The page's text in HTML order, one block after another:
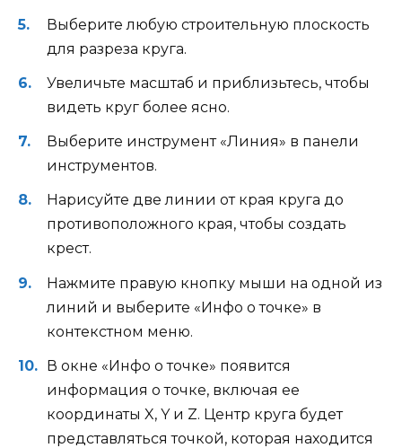
Выберите любую строительную плоскость
для разреза круга.
Увеличьте масштаб и приблизьтесь, чтобы
видеть круг более ясно.
Выберите инструмент «Линия» в панели
инструментов.
Нарисуйте две линии от края круга до
противоположного края, чтобы создать
крест.
Нажмите правую кнопку мыши на одной из
линий и выберите «Инфо о точке» в
контекстном меню.
В окне «Инфо о точке» появится
информация о точке, включая ее
координаты X, Y и Z. Центр круга будет
представляться точкой, которая находится